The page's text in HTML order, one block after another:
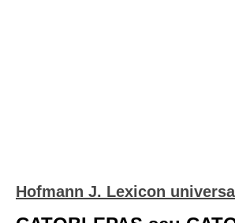
Hofmann J. Lexicon